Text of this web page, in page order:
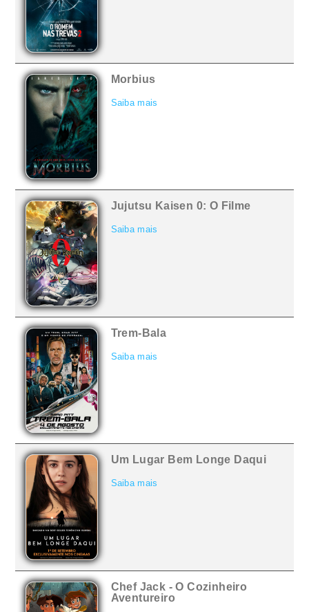
Morbius
Saiba mais
Jujutsu Kaisen 0: O Filme
Saiba mais
Trem-Bala
Saiba mais
Um Lugar Bem Longe Daqui
Saiba mais
Chef Jack - O Cozinheiro
Aventureiro